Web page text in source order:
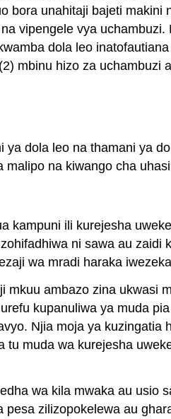
bora unahitaji bajeti
vipengele vya
dola leo
mbinu hizo za
ya dola leo na thamani ya
na kiwango cha
kampuni ili kurejesha
ni sawa au
wa mradi haraka
ambazo zina ukwasi
kupanuliwa ya muda
Njia moja ya
muda wa kurejesha
wa kila mwaka au usio
pesa zilizopokelewa au